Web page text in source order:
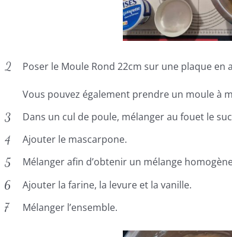
Poser le Moule Rond 22cm sur une plaque
Vous pouvez également prendre un moule à
Dans un cul de poule, mélanger au fouet le
Ajouter le mascarpone.
Mélanger afin d’obtenir un mélange
Ajouter la farine, la levure et la vanille.
Mélanger l’ensemble.